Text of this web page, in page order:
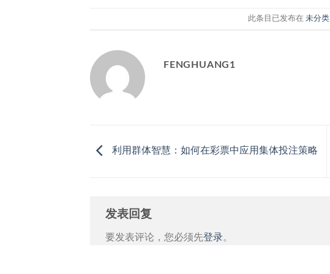
此条目已发布在未分类
FENGHUANG1
利用群体智慧：如何在彩票中应用集体投注策略
发表回复
要发表评论，您必须先登录。